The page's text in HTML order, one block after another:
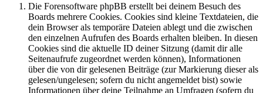
Die Forensoftware phpBB erstellt bei deinem Besuch des
Boards mehrere Cookies. Cookies sind kleine Textdateien, die
dein Browser als temporäre Dateien ablegt und die zwischen
den einzelnen Aufrufen des Boards erhalten bleiben. In diesen
Cookies sind die aktuelle ID deiner Sitzung (damit dir alle
Seitenaufrufe zugeordnet werden können), Informationen
über die von dir gelesenen Beiträge (zur Markierung dieser als
gelesen/ungelesen; sofern du nicht angemeldet bist) sowie
Informationen über deine Teilnahme an Umfragen (sofern du